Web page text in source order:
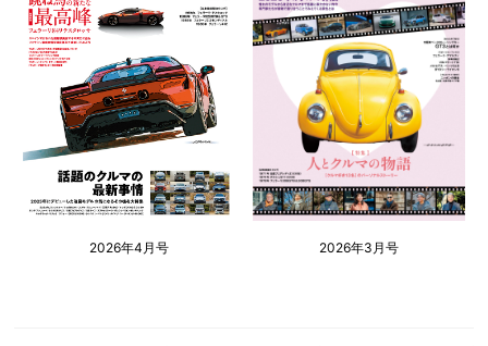
2026年4月号 2026年3月号